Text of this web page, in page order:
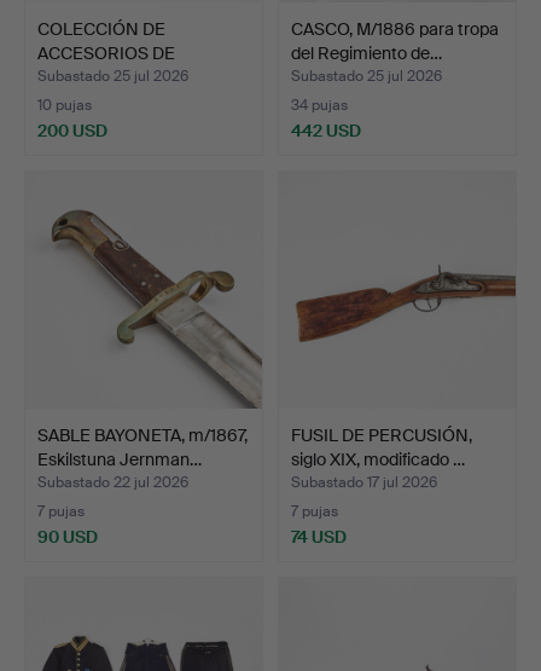
COLECCIÓN DE
ACCESORIOS DE
UNIFORME.
Subastado 25 jul 2026
10 pujas
200 USD
CASCO, M/1886 para tropa
del Regimiento de…
Subastado 25 jul 2026
34 pujas
442 USD
SABLE BAYONETA, m/1867,
Eskilstuna Jernman…
Subastado 22 jul 2026
7 pujas
90 USD
FUSIL DE PERCUSIÓN,
siglo XIX, modificado …
Subastado 17 jul 2026
7 pujas
74 USD